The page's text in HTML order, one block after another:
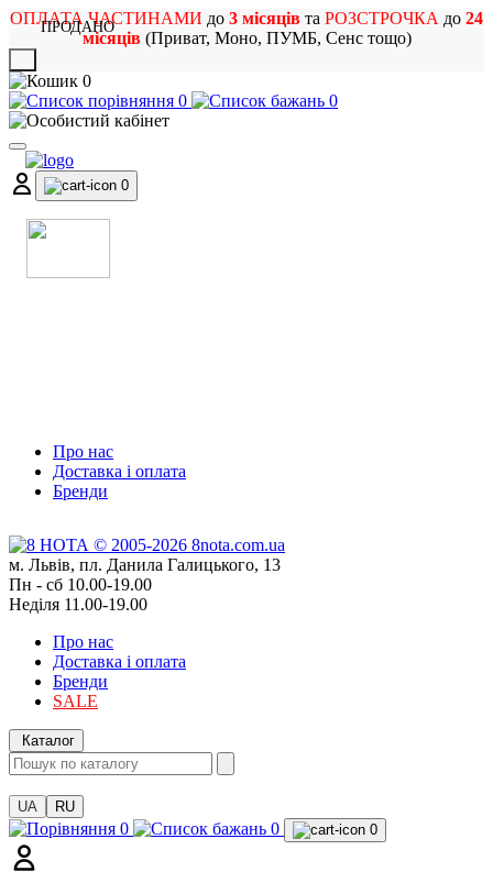
ОПЛАТА ЧАСТИНАМИ до 3 місяців та РОЗСТРОЧКА до 24
місяців(Приват, Моно, ПУМБ, Сенс тощо)
0
0
0
0
Про нас
Доставка і оплата
Бренди
м. Львів, пл. Данила Галицького, 13
Пн - сб 10.00-19.00
Неділя 11.00-19.00
Про нас
Доставка і оплата
Бренди
SALE
Каталог
UA RU
0 0 0
ПРОДАНО